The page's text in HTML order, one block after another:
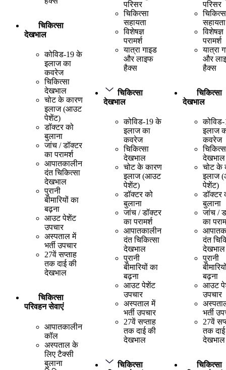
चिकित्सा
देखभाल
कोविड-19 के
इलाज का
कवरेज
चिकित्सा
देखभाल
चोट के कारण
इलाज (आउट
पेशेंट)
डॉक्टर को
बुलाना
जांच / डॉक्टर
का परामर्श
आपातकालीन
दंत चिकित्सा
देखभाल
पुरानी
बीमारियों का
बढ़ना
आउट पेशेंट
उपचार
अस्पताल में
भर्ती उपचार
27वें सप्ताह
तक दाई की
देखभाल
चिकित्सा
परिवहन सेवाएं
आपातकालीन
कॉल
अस्पताल के
लिए टैक्सी
बुलाना
परिसर
चिकित्सा
सहायता
विशेषज्ञ
परामर्श
यात्रा गाइड
और लाइफ
हैक्स
चिकित्सा
देखभाल
कोविड-19 के
इलाज का
कवरेज
चिकित्सा
देखभाल
चोट के कारण
इलाज (आउट
पेशेंट)
डॉक्टर को
बुलाना
जांच / डॉक्टर
का परामर्श
आपातकालीन
दंत चिकित्सा
देखभाल
पुरानी
बीमारियों का
बढ़ना
आउट पेशेंट
उपचार
अस्पताल में
भर्ती उपचार
27वें सप्ताह
तक दाई की
देखभाल
चिकित्सा
परिसर
सहायता
विशेषज्ञ
परामर्श
यात्रा
और
हैक्स
चिकित्सा
देखभाल
इलाज
कवरेज
देखभाल
चोट के
इलाज
पेशेंट)
डॉक्टर
बुलाना
जांच /
का
दंत
देखभाल
पुरानी
बढ़ना
आउट
उपचार
भर्ती
27वें
तक
देखभाल
चिकित्सा